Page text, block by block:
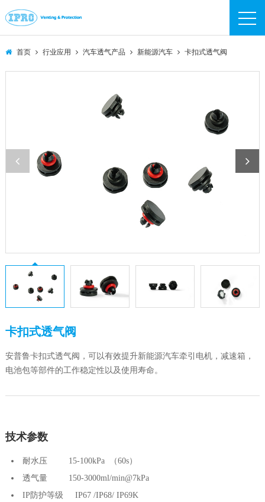
IPRO
IPRO
首页 行业应用 汽车透气产品 新能源汽车 卡扣式透气阀
卡扣式透气阀
安普鲁卡扣式透气阀，可以有效提升新能源汽车牵引电机，减速箱，
电池包等部件的工作稳定性以及使用寿命。
技术参数
耐水压 15-100kPa （60s）
透气量 150-3000ml/min@7kPa
IP防护等级 IP67 /IP68/ IP69K